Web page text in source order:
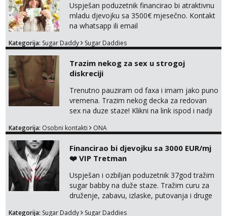
Uspješan poduzetnik financirao bi atraktivnu
mladu djevojku sa 3500€ mjesečno. Kontakt
na whatsapp ili email
Kategorija: Sugar Daddy Sugar Daddies
Trazim nekog za sex u strogoj
diskreciji
Trenutno pauziram od faxa i imam jako puno
vremena. Trazim nekog decka za redovan
sex na duze staze! Klikni na link ispod i nadji
Kategorija: Osobni kontakti ONA
Financirao bi djevojku sa 3000 EUR/mj
❤️ VIP Tretman
Uspješan i ozbiljan poduzetnik 37god tražim
sugar babby na duže staze. Tražim curu za
druženje, zabavu, izlaske, putovanja i druge
Kategorija: Sugar Daddy Sugar Daddies